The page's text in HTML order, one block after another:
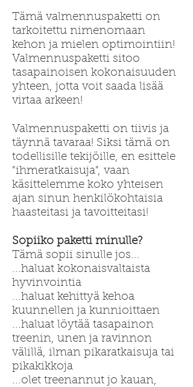
Tämä valmennuspaketti on
tarkoitettu nimenomaan
kehon ja mielen optimointiin!
Valmennuspaketti sitoo
tasapainoisen kokonaisuuden
yhteen, jotta voit saada lisää
virtaa arkeen!
Valmennuspaketti on tiivis ja
täynnä tavaraa! Siksi tämä on
todellisille tekijöille, en esittele
"ihmeratkaisuja", vaan
käsittelemme koko yhteisen
ajan sinun henkilökohtaisia
haasteitasi ja tavoitteitasi!
Sopiiko paketti minulle?
Tämä sopii sinulle jos...
...haluat kokonaisvaltaista
hyvinvointia
...haluat kehittyä kehoa
kuunnellen ja kunnioittaen
...haluat löytää tasapainon
treenin, unen ja ravinnon
välillä, ilman pikaratkaisuja tai
pikakikkoja
...olet treenannut jo kauan,